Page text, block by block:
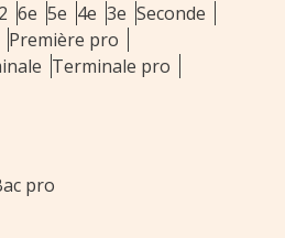
6e 5e 4e 3e Seconde
Première pro
Terminale pro
pro